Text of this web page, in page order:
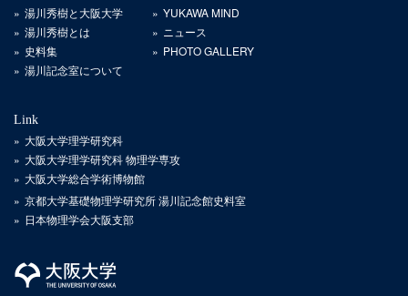
湯川秀樹と大阪大学
湯川秀樹とは
史料集
湯川記念室について
YUKAWA MIND
ニュース
PHOTO GALLERY
Link
大阪大学理学研究科
大阪大学理学研究科 物理学専攻
大阪大学総合学術博物館
京都大学基礎物理学研究所 湯川記念館史料室
日本物理学会大阪支部